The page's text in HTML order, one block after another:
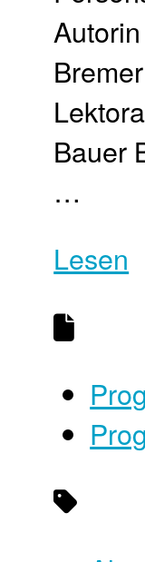
Bauer
…
Lesen